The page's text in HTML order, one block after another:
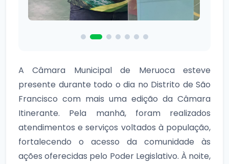
A Câmara Municipal de Meruoca esteve
presente durante todo o dia no Distrito de São
Francisco com mais uma edição da Câmara
Itinerante. Pela manhã, foram realizados
atendimentos e serviços voltados à população,
fortalecendo o acesso da comunidade às
ações oferecidas pelo Poder Legislativo. À noite,